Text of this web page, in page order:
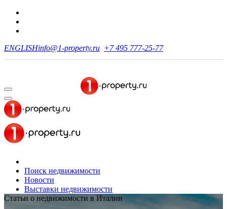
ENGLISHinfo@1-property.ru +7 495 777-25-77
Поиск недвижимости
Новости
Выставки недвижимости
Статьи о недвижимости в Италии